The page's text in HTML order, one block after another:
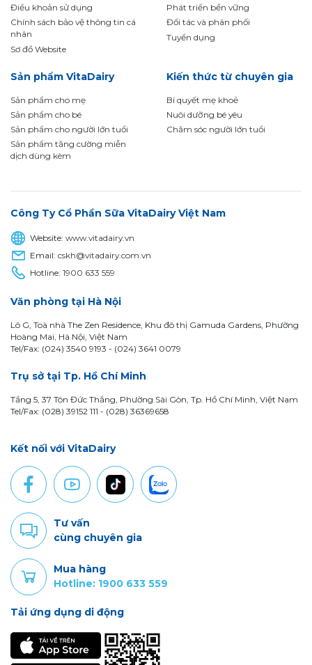
Điều khoản sử dụng
Chính sách bảo vệ thông tin cá
nhân
Sơ đồ Website
Phát triển bền vững
Đối tác và phân phối
Tuyển dụng
Sản phẩm VitaDairy
Sản phẩm cho mẹ
Sản phẩm cho bé
Sản phẩm cho người lớn tuổi
Sản phẩm tăng cường miễn
dịch dùng kèm
Kiến thức từ chuyên gia
Bí quyết mẹ khoẻ
Nuôi dưỡng bé yêu
Chăm sóc người lớn tuổi
Công Ty Cổ Phần Sữa VitaDairy Việt Nam
Website:www.vitadairy.vn
Email:cskh@vitadairy.com.vn
Hotline:1900 633 559
Văn phòng tại Hà Nội
Lô G, Toà nhà The Zen Residence, Khu đô thị Gamuda Gardens, Phường
Hoàng Mai, Hà Nội, Việt Nam
Tel/Fax: (024) 3540 9193 - (024) 3641 0079
Trụ sở tại Tp. Hồ Chí Minh
Tầng 5, 37 Tôn Đức Thắng, Phường Sài Gòn, Tp. Hồ Chí Minh, Việt Nam
Tel/Fax: (028) 39152 111 - (028) 36369658
Kết nối với VitaDairy
Tư vấn
cùng chuyên gia
Mua hàng
Hotline: 1900 633 559
Tải ứng dụng di động